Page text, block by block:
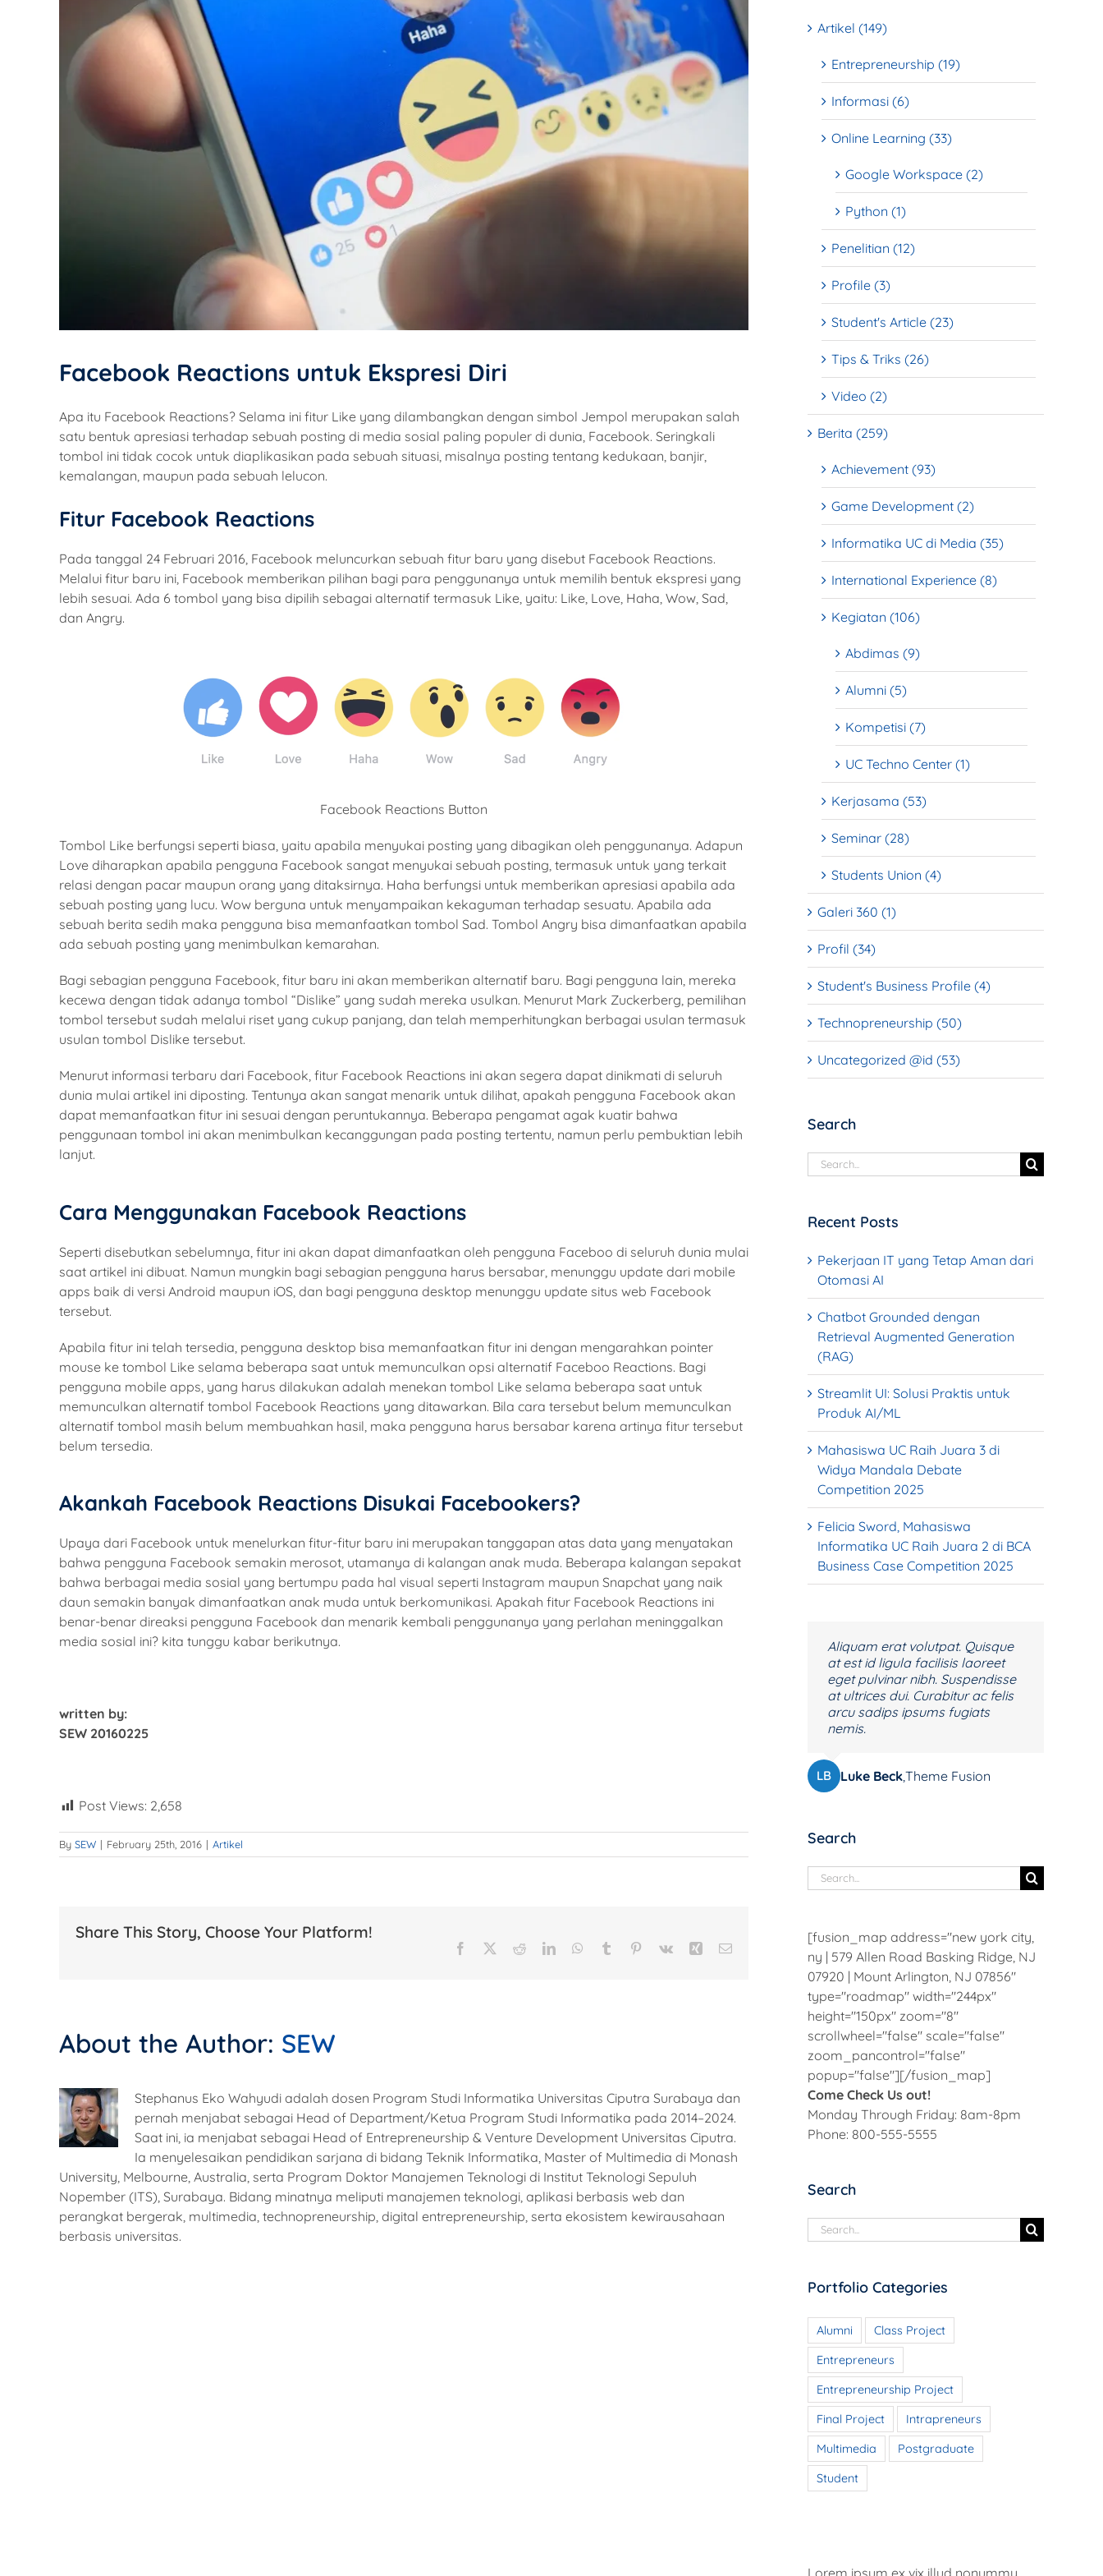
Facebook Reactions untuk Ekspresi Diri
Apa itu Facebook Reactions? Selama ini fitur Like yang dilambangkan dengan simbol Jempol merupakan salah
satu bentuk apresiasi terhadap sebuah posting di media sosial paling populer di dunia, Facebook. Seringkali
tombol ini tidak cocok untuk diaplikasikan pada sebuah situasi, misalnya posting tentang kedukaan, banjir,
kemalangan, maupun pada sebuah lelucon.
Fitur Facebook Reactions
Pada tanggal 24 Februari 2016, Facebook meluncurkan sebuah fitur baru yang disebut Facebook Reactions.
Melalui fitur baru ini, Facebook memberikan pilihan bagi para penggunanya untuk memilih bentuk ekspresi yang
lebih sesuai. Ada 6 tombol yang bisa dipilih sebagai alternatif termasuk Like, yaitu: Like, Love, Haha, Wow, Sad,
dan Angry.
Facebook Reactions Button
Tombol Like berfungsi seperti biasa, yaitu apabila menyukai posting yang dibagikan oleh penggunanya. Adapun
Love diharapkan apabila pengguna Facebook sangat menyukai sebuah posting, termasuk untuk yang terkait
relasi dengan pacar maupun orang yang ditaksirnya. Haha berfungsi untuk memberikan apresiasi apabila ada
sebuah posting yang lucu. Wow berguna untuk menyampaikan kekaguman terhadap sesuatu. Apabila ada
sebuah berita sedih maka pengguna bisa memanfaatkan tombol Sad. Tombol Angry bisa dimanfaatkan apabila
ada sebuah posting yang menimbulkan kemarahan.
Bagi sebagian pengguna Facebook, fitur baru ini akan memberikan alternatif baru. Bagi pengguna lain, mereka
kecewa dengan tidak adanya tombol “Dislike” yang sudah mereka usulkan. Menurut Mark Zuckerberg, pemilihan
tombol tersebut sudah melalui riset yang cukup panjang, dan telah memperhitungkan berbagai usulan termasuk
usulan tombol Dislike tersebut.
Menurut informasi terbaru dari Facebook, fitur Facebook Reactions ini akan segera dapat dinikmati di seluruh
dunia mulai artikel ini diposting. Tentunya akan sangat menarik untuk dilihat, apakah pengguna Facebook akan
dapat memanfaatkan fitur ini sesuai dengan peruntukannya. Beberapa pengamat agak kuatir bahwa
penggunaan tombol ini akan menimbulkan kecanggungan pada posting tertentu, namun perlu pembuktian lebih
lanjut.
Cara Menggunakan Facebook Reactions
Seperti disebutkan sebelumnya, fitur ini akan dapat dimanfaatkan oleh pengguna Faceboo di seluruh dunia mulai
saat artikel ini dibuat. Namun mungkin bagi sebagian pengguna harus bersabar, menunggu update dari mobile
apps baik di versi Android maupun iOS, dan bagi pengguna desktop menunggu update situs web Facebook
tersebut.
Apabila fitur ini telah tersedia, pengguna desktop bisa memanfaatkan fitur ini dengan mengarahkan pointer
mouse ke tombol Like selama beberapa saat untuk memunculkan opsi alternatif Faceboo Reactions. Bagi
pengguna mobile apps, yang harus dilakukan adalah menekan tombol Like selama beberapa saat untuk
memunculkan alternatif tombol Facebook Reactions yang ditawarkan. Bila cara tersebut belum memunculkan
alternatif tombol masih belum membuahkan hasil, maka pengguna harus bersabar karena artinya fitur tersebut
belum tersedia.
Akankah Facebook Reactions Disukai Facebookers?
Upaya dari Facebook untuk menelurkan fitur-fitur baru ini merupakan tanggapan atas data yang menyatakan
bahwa pengguna Facebook semakin merosot, utamanya di kalangan anak muda. Beberapa kalangan sepakat
bahwa berbagai media sosial yang bertumpu pada hal visual seperti Instagram maupun Snapchat yang naik
daun semakin banyak dimanfaatkan anak muda untuk berkomunikasi. Apakah fitur Facebook Reactions ini
benar-benar direaksi pengguna Facebook dan menarik kembali penggunanya yang perlahan meninggalkan
media sosial ini? kita tunggu kabar berikutnya.
written by:
SEW 20160225
Post Views: 2,658
By SEW | February 25th, 2016 | Artikel
Share This Story, Choose Your Platform!
Facebook RedditLinkedInWhatsApp
Tumblr Pinterest
Vk Xing Email
About the Author: SEW
Stephanus Eko Wahyudi adalah dosen Program Studi Informatika Universitas Ciputra Surabaya dan
pernah menjabat sebagai Head of Department/Ketua Program Studi Informatika pada 2014–2024.
Saat ini, ia menjabat sebagai Head of Entrepreneurship & Venture Development Universitas Ciputra.
Ia menyelesaikan pendidikan sarjana di bidang Teknik Informatika, Master of Multimedia di Monash
University, Melbourne, Australia, serta Program Doktor Manajemen Teknologi di Institut Teknologi Sepuluh
Nopember (ITS), Surabaya. Bidang minatnya meliputi manajemen teknologi, aplikasi berbasis web dan
perangkat bergerak, multimedia, technopreneurship, digital entrepreneurship, serta ekosistem kewirausahaan
berbasis universitas.
Artikel (149)
Entrepreneurship (19)
Informasi (6)
Online Learning (33)
Google Workspace (2)
Python (1)
Penelitian (12)
Profile (3)
Student's Article (23)
Tips & Triks (26)
Video (2)
Berita (259)
Achievement (93)
Game Development (2)
Informatika UC di Media (35)
International Experience (8)
Kegiatan (106)
Abdimas (9)
Alumni (5)
Kompetisi (7)
UC Techno Center (1)
Kerjasama (53)
Seminar (28)
Students Union (4)
Galeri 360 (1)
Profil (34)
Student's Business Profile (4)
Technopreneurship (50)
Uncategorized @id (53)
Search
Search
for:
Recent Posts
Pekerjaan IT yang Tetap Aman dari
Otomasi AI
Chatbot Grounded dengan
Retrieval Augmented Generation
(RAG)
Streamlit UI: Solusi Praktis untuk
Produk AI/ML
Mahasiswa UC Raih Juara 3 di
Widya Mandala Debate
Competition 2025
Felicia Sword, Mahasiswa
Informatika UC Raih Juara 2 di BCA
Business Case Competition 2025
Neque porro quisquam est, qui
dolorem ipsum quia dolor sit
amet, consec tetur, adipisci velit,
sed quia non numquam eius
modi tempora voluptas amets
unser.
JD John Doe,My Company
Aliquam erat volutpat. Quisque
at est id ligula facilisis laoreet
eget pulvinar nibh. Suspendisse
at ultrices dui. Curabitur ac felis
arcu sadips ipsums fugiats
nemis.
LB Luke BeckTheme Fusion
Search
Search
for:
[fusion_map address="new york city,
ny | 579 Allen Road Basking Ridge, NJ
07920 | Mount Arlington, NJ 07856"
type="roadmap" width="244px"
height="150px" zoom="8"
scrollwheel="false" scale="false"
zoom_pancontrol="false"
popup="false"][/fusion_map]
Come Check Us out!
Monday Through Friday: 8am-8pm
Phone: 800-555-5555
Search
Search
for:
Portfolio Categories
Alumni
Class Project
Entrepreneurs
Entrepreneurship Project
Final Project
Intrapreneurs
Multimedia
Postgraduate
Student
Lorem ipsum ex vix illud nonummy,